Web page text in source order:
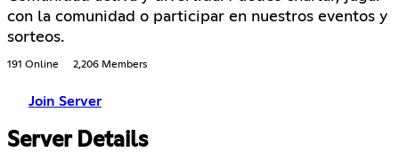
con la comunidad o participar en nuestros eventos y
sorteos.
191 Online 2,206 Members
Join Server
Server Details